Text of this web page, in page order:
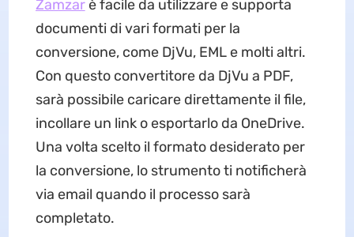
Zamzarè facile da utilizzare e supporta
documenti di vari formati per la
conversione, come DjVu, EML e molti altri.
Con questo convertitore da DjVu a PDF,
sarà possibile caricare direttamente il file,
incollare un link o esportarlo da OneDrive.
Una volta scelto il formato desiderato per
la conversione, lo strumento ti notificherà
via email quando il processo sarà
completato.